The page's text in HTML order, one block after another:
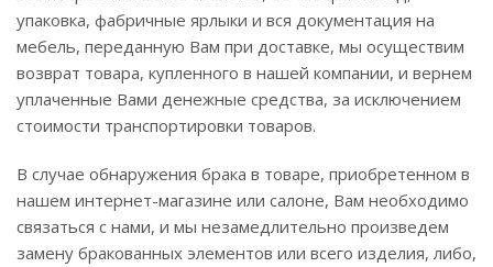
упаковка, фабричные ярлыки и вся документация на
мебель, переданную Вам при доставке, мы осуществим
возврат товара, купленного в нашей компании, и вернем
уплаченные Вами денежные средства, за исключением
стоимости транспортировки товаров.
В случае обнаружения брака в товаре, приобретенном в
нашем интернет-магазине или салоне, Вам необходимо
связаться с нами, и мы незамедлительно произведем
замену бракованных элементов или всего изделия, либо,